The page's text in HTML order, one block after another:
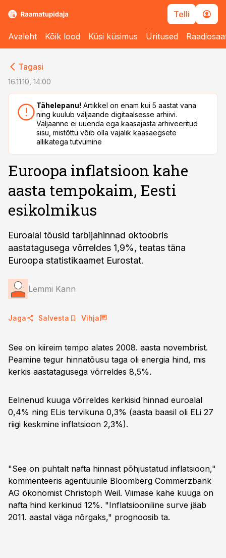
Telli
Avaleht Kõik lood Küsi küsimus Üritused
Tagasi
16.11.10, 14:00
Tähelepanu! Artikkel on enam kui 5 aastat vana
ning kuulub väljaande digitaalsesse arhiivi.
Väljaanne ei uuenda ega kaasajasta arhiveeritud
sisu, mistõttu võib olla vajalik kaasaegsete
allikatega tutvumine
Euroopa inflatsioon kahe
aasta tempokaim, Eesti
esikolmikus
Euroalal tõusid tarbijahinnad oktoobris
aastatagusega võrreldes 1,9%, teatas täna
Euroopa statistikaamet Eurostat.
Lemmi Kann
Jaga Salvesta Vihja
See on kiireim tempo alates 2008. aasta novembrist.
Peamine tegur hinnatõusu taga oli energia hind, mis
kerkis aastatagusega võrreldes 8,5%.
Eelnenud kuuga võrreldes kerkisid hinnad euroalal
0,4% ning ELis tervikuna 0,3% (aasta baasil oli ELi 27
riigi keskmine inflatsioon 2,3%).
"See on puhtalt nafta hinnast põhjustatud inflatsioon,"
kommenteeris agentuurile Bloomberg Commerzbank
AG ökonomist Christoph Weil. Viimase kahe kuuga on
nafta hind kerkinud 12%. "Inflatsiooniline surve jääb
2011. aastal väga nõrgaks," prognoosib ta.